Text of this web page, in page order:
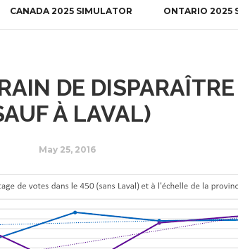
CANADA 2025 SIMULATOR ONTARIO 2025
DE
À LAVAL)
May 25, 2016